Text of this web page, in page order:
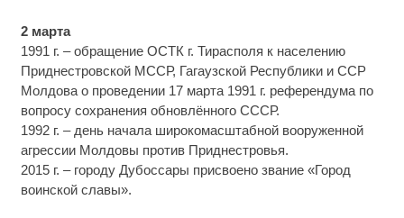
2 марта
1991 г. – обращение ОСТК г. Тирасполя к населению
Приднестровской МССР, Гагаузской Республики и ССР
Молдова о проведении 17 марта 1991 г. референдума по
вопросу сохранения обновлённого СССР.
1992 г. – день начала широкомасштабной вооруженной
агрессии Молдовы против Приднестровья.
2015 г. – городу Дубоссары присвоено звание «Город
воинской славы».